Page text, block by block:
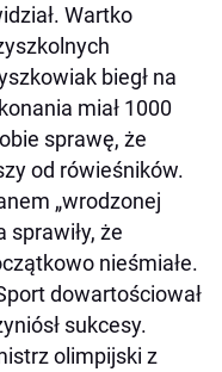
Wartko
biegł na
miał 1000
sprawę, że
od rówieśników.
„wrodzonej
że
nieśmiałe.
dowartościował
sukcesy.
olimpijski z